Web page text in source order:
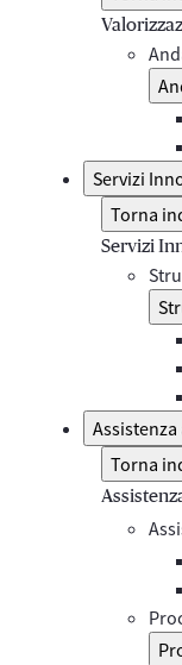
Servizi
Torna
Servizi
Torna